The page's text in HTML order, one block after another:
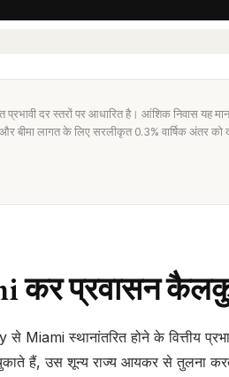
प्रभावी दर स्तरों पर आधारित है। आंशिक निवास यह
बीमा लागत के लिए सरलीकृत 0.3% वार्षिक अंतर को
कर प्रवासन
Miami स्थानांतरित होने के वित्तीय
हैं, उस शून्य राज्य आयकर से तुलना